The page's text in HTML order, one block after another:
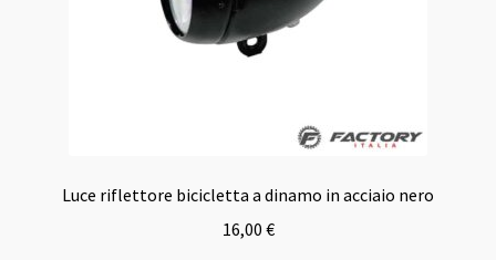
Luce riflettore bicicletta a dinamo in acciaio nero
16,00 €